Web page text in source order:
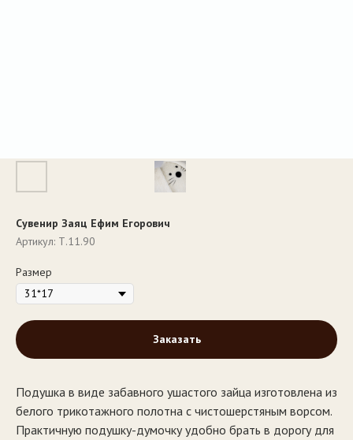
Сувенир Заяц Ефим Егорович
Артикул: Т.11.90
Размер
Заказать
Подушка в виде забавного ушастого зайца изготовлена из
белого трикотажного полотна с чистошерстяным ворсом.
Практичную подушку-думочку удобно брать в дорогу для